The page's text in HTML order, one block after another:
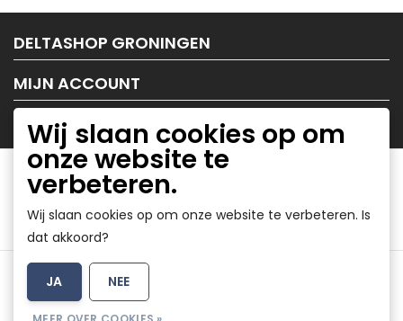
DELTASHOP GRONINGEN
MIJN ACCOUNT
KLANTENSERVICE
Algemene voorwaarden
Sitemap
Wij slaan cookies op om
onze website te
verbeteren.
Wij slaan cookies op om onze website te verbeteren. Is
dat akkoord?
JA NEE